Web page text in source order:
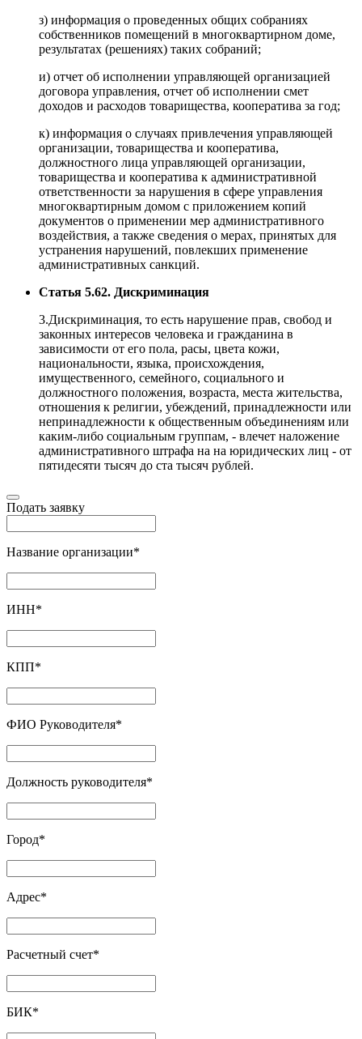
з) информация о проведенных общих собраниях
собственников помещений в многоквартирном доме,
результатах (решениях) таких собраний;
и) отчет об исполнении управляющей организацией
договора управления, отчет об исполнении смет
доходов и расходов товарищества, кооператива за год;
к) информация о случаях привлечения управляющей
организации, товарищества и кооператива,
должностного лица управляющей организации,
товарищества и кооператива к административной
ответственности за нарушения в сфере управления
многоквартирным домом с приложением копий
документов о применении мер административного
воздействия, а также сведения о мерах, принятых для
устранения нарушений, повлекших применение
административных санкций.
Статья 5.62. Дискриминация
3.Дискриминация, то есть нарушение прав, свобод и
законных интересов человека и гражданина в
зависимости от его пола, расы, цвета кожи,
национальности, языка, происхождения,
имущественного, семейного, социального и
должностного положения, возраста, места жительства,
отношения к религии, убеждений, принадлежности или
непринадлежности к общественным объединениям или
каким-либо социальным группам, - влечет наложение
административного штрафа на на юридических лиц - от
пятидесяти тысяч до ста тысяч рублей.
Подать заявку
Название организации*
ИНН*
КПП*
ФИО Руководителя*
Должность руководителя*
Город*
Адрес*
Расчетный счет*
БИК*